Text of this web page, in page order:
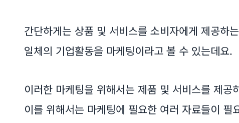
간단하게는 상품 및 서비스를 소비자에게 제공하
일체의 기업활동을 마케팅이라고 볼 수 있는데요.
이러한 마케팅을 위해서는 제품 및 서비스를 제
이를 위해서는 마케팅에 필요한 여러 자료들이 필